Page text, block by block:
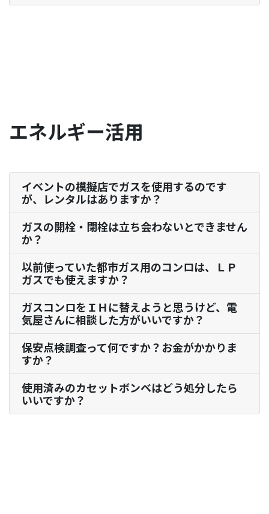
エネルギー活用
イベントの模擬店でガスを使用するのです
が、レンタルはありますか？
ガスの開栓・閉栓は立ち会わないとできません
か？
以前使っていた都市ガス用のコンロは、ＬＰ
ガスでも使えますか？
ガスコンロをＩＨに替えようと思うけど、電
気屋さんに相談した方がいいですか？
保安点検調査って何ですか？お金がかかりま
すか？
使用済みのカセットボンベはどう処分したら
いいですか？